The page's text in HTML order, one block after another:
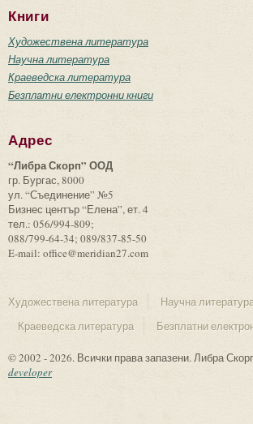
Книги
Художествена литература
Научна литература
Краеведска литература
Безплатни електронни книги
Адрес
“Либра Скорп” ООД
гр. Бургас, 8000
ул. “Съединение” №5
Бизнес център “Елена”, ет. 4
тел.: 056/994-809;
088/799-64-34; 089/837-85-50
E-mail: office@meridian27.com
Художествена литература
Научна
Краеведска литература
Безплатни
© 2002 - 2026. Всички права запазени. Либра
developer